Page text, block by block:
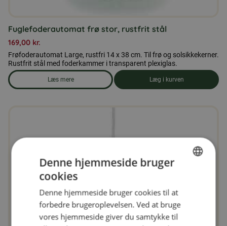
Fuglefoderautomat frø stor, rustfrit stål
169,00 kr.
Frøfoderautomat Large, rustfri 14 x 38 cm. Til frø og solsikkekerner.
Rustfrit stål med foderkammer i transparent plexiglas.
Læs mere
om produkten Fuglefoderautomat frø stor, rustfrit stål
Læg i kurven
FINNISH
DANISH
Denne hjemmeside bruger
cookies
Denne hjemmeside bruger cookies til at
forbedre brugeroplevelsen. Ved at bruge
vores hjemmeside giver du samtykke til